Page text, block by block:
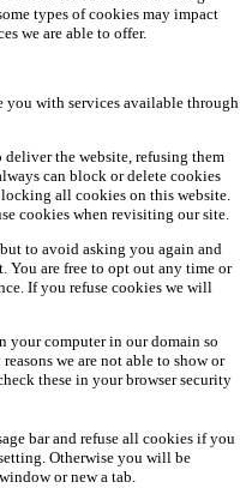
types of cookies may impact
we are able to offer.
you with services available through
deliver the website, refusing them
can block or delete cookies
all cookies on this website.
cookies when revisiting our site.
to avoid asking you again and
are free to opt out any time or
If you refuse cookies we will
your computer in our domain so
we are not able to show or
these in your browser security
bar and refuse all cookies if you
Otherwise you will be
or new a tab.